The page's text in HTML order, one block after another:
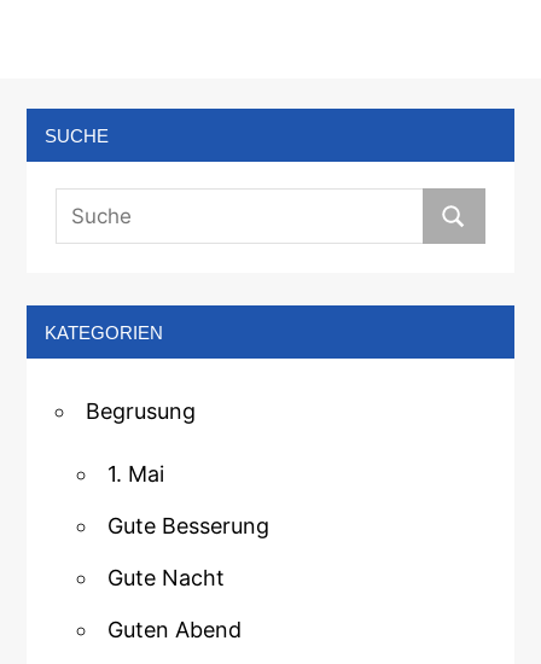
SUCHE
KATEGORIEN
Begrusung
1. Mai
Gute Besserung
Gute Nacht
Guten Abend